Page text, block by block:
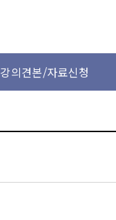
강의견본/자료신청